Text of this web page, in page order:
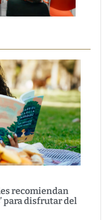
recomiendan
para disfrutar del